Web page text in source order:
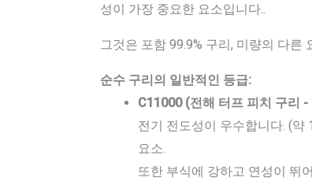
성이 가장 중요한 요소입니다..
그것은 포함 99.9% 구리, 미량의 다른
순수 구리의 일반적인 등급:
C11000 (전해 터프 피치 구리 -
전기 전도성이 우수합니다. (약
요소.
또한 부식에 강하고 연성이 뛰